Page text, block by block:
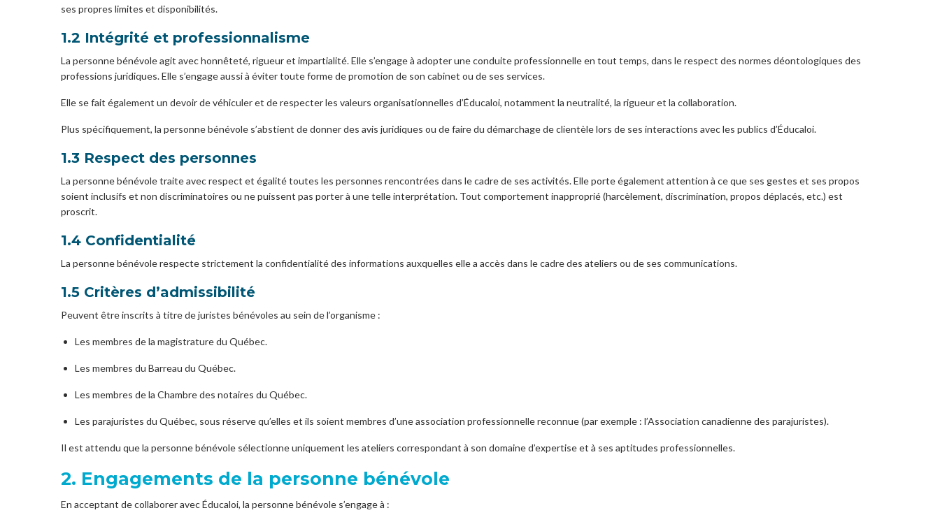
ses propres limites et disponibilités.
1.2 Intégrité et professionnalisme
La personne bénévole agit avec honnêteté, rigueur et impartialité. Elle s’engage à adopter une conduite professionnelle en tout temps, dans le respect des normes déontologiques des
professions juridiques. Elle s’engage aussi à éviter toute forme de promotion de son cabinet ou de ses services.
Elle se fait également un devoir de véhiculer et de respecter les valeurs organisationnelles d’Éducaloi, notamment la neutralité, la rigueur et la collaboration.
Plus spécifiquement, la personne bénévole s’abstient de donner des avis juridiques ou de faire du démarchage de clientèle lors de ses interactions avec les publics d’Éducaloi.
1.3 Respect des personnes
La personne bénévole traite avec respect et égalité toutes les personnes rencontrées dans le cadre de ses activités. Elle porte également attention à ce que ses gestes et ses propos
soient inclusifs et non discriminatoires ou ne puissent pas porter à une telle interprétation. Tout comportement inapproprié (harcèlement, discrimination, propos déplacés, etc.) est
proscrit.
1.4 Confidentialité
La personne bénévole respecte strictement la confidentialité des informations auxquelles elle a accès dans le cadre des ateliers ou de ses communications.
1.5 Critères d’admissibilité
Peuvent être inscrits à titre de juristes bénévoles au sein de l’organisme :
Les membres de la magistrature du Québec.
Les membres du Barreau du Québec.
Les membres de la Chambre des notaires du Québec.
Les parajuristes du Québec, sous réserve qu’elles et ils soient membres d’une association professionnelle reconnue (par exemple : l’Association canadienne des parajuristes).
Il est attendu que la personne bénévole sélectionne uniquement les ateliers correspondant à son domaine d’expertise et à ses aptitudes professionnelles.
2. Engagements de la personne bénévole
En acceptant de collaborer avec Éducaloi, la personne bénévole s’engage à :